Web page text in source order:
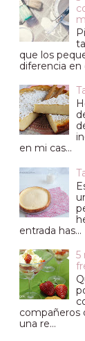
que los
diferencia en
en mi cas...
entrada has...
5
compañeros
una re...